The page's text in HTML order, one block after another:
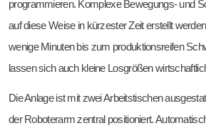
programmieren. Komplexe Bewegungs- und
auf diese Weise in kürzester Zeit erstellt
wenige Minuten bis zum produktionsreifen
lassen sich auch kleine Losgrößen
Die Anlage ist mit zwei Arbeitstischen
der Roboterarm zentral positioniert.